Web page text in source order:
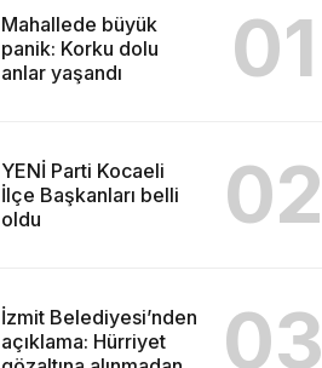
Mahallede büyük
panik: Korku dolu
anlar yaşandı
01
YENİ Parti Kocaeli
İlçe Başkanları belli
oldu
02
İzmit Belediyesi’nden
açıklama: Hürriyet
03